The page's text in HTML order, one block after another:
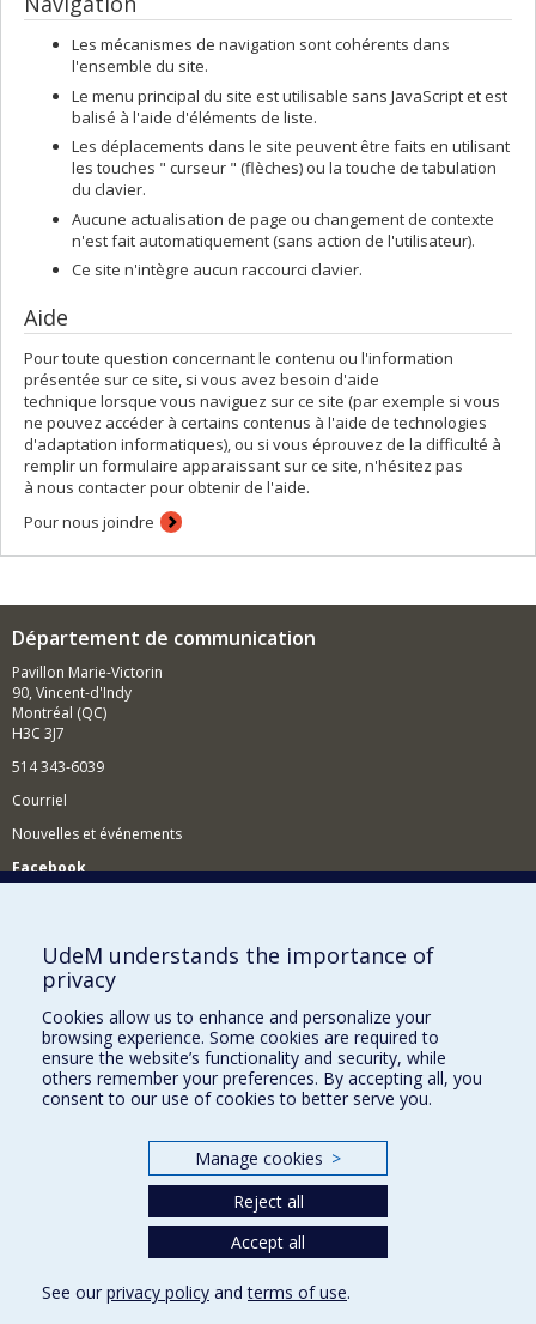
Les mécanismes de navigation sont cohérents dans
l'ensemble du site.
Le menu principal du site est utilisable sans JavaScript et est
balisé à l'aide d'éléments de liste.
Les déplacements dans le site peuvent être faits en utilisant
les touches " curseur " (flèches) ou la touche de tabulation
du clavier.
Aucune actualisation de page ou changement de contexte
n'est fait automatiquement (sans action de l'utilisateur).
Ce site n'intègre aucun raccourci clavier.
Aide
Pour toute question concernant le contenu ou l'information
présentée sur ce site, si vous avez besoin d'aide
technique lorsque vous naviguez sur ce site (par exemple si vous
ne pouvez accéder à certains contenus à l'aide de technologies
d'adaptation informatiques), ou si vous éprouvez de la difficulté à
remplir un formulaire apparaissant sur ce site, n'hésitez pas
à nous contacter pour obtenir de l'aide.
Pour nous joindre
Département de communication
Pavillon Marie-Victorin
90, Vincent-d'Indy
Montréal (QC)
H3C 3J7
514 343-6039
Courriel
Nouvelles et événements
Facebook
Comment soutenir le Département?
BESOIN D'AIDE?
Plan du site
Signaler une erreur
Accessibilité
Nos départements et écoles
UdeM understands the importance of
privacy
Cookies allow us to enhance and personalize your
browsing experience. Some cookies are required to
ensure the website’s functionality and security, while
others remember your preferences. By accepting all, you
consent to our use of cookies to better serve you.
Manage cookies >
Reject all
Accept all
See our privacy policy andterms of use.